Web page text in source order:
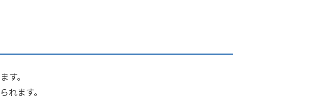
す。
ます。